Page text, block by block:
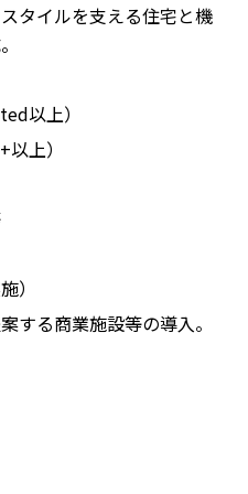
タイルを支える住宅と機
以上）
上）
）
する商業施設等の導入。